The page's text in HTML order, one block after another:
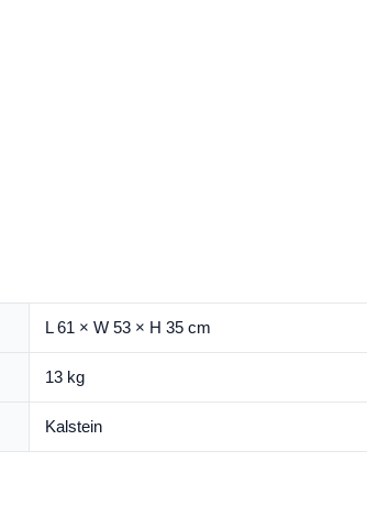
L 61 × W 53 × H 35 cm
13 kg
Kalstein